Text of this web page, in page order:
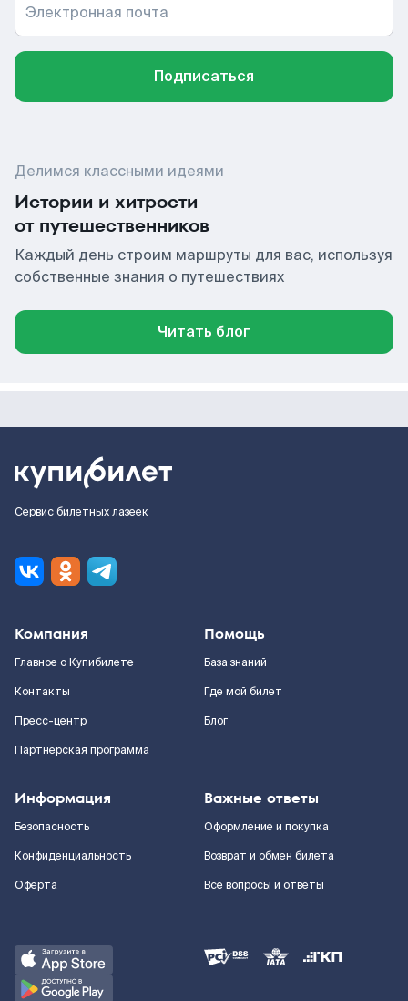
Электронная почта
Подписаться
Делимся классными идеями
Истории и хитрости
от путешественников
Каждый день строим маршруты для вас, используя
собственные знания о путешествиях
Читать блог
Сервис билетных лазеек
Компания
Главное о Купибилете
Контакты
Пресс-центр
Партнерская программа
Помощь
База знаний
Где мой билет
Блог
Информация
Безопасность
Конфиденциальность
Оферта
Важные ответы
Оформление и покупка
Возврат и обмен билета
Все вопросы и ответы